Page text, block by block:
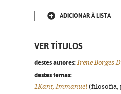
ADICIONAR À LISTA
VER TÍTULOS
destes autores: Irene Borges
destes temas:
1Kant, Immanuel (filosofia,